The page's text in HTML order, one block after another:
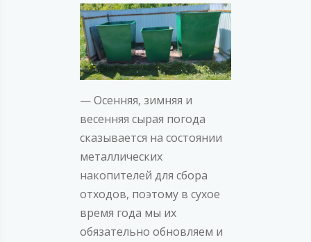
— Осенняя, зимняя и
весенняя сырая погода
сказывается на состоянии
металлических
накопителей для сбора
отходов, поэтому в сухое
время года мы их
обязательно обновляем и